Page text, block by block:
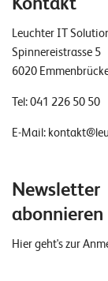
Leuchter IT
Spinnereistrasse 5
6020
Tel:041 226 50 50
E-Mail:
Newsletter
abonnieren
Hier geht's zur